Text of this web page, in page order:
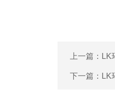
上一篇： LK
下一篇： LK